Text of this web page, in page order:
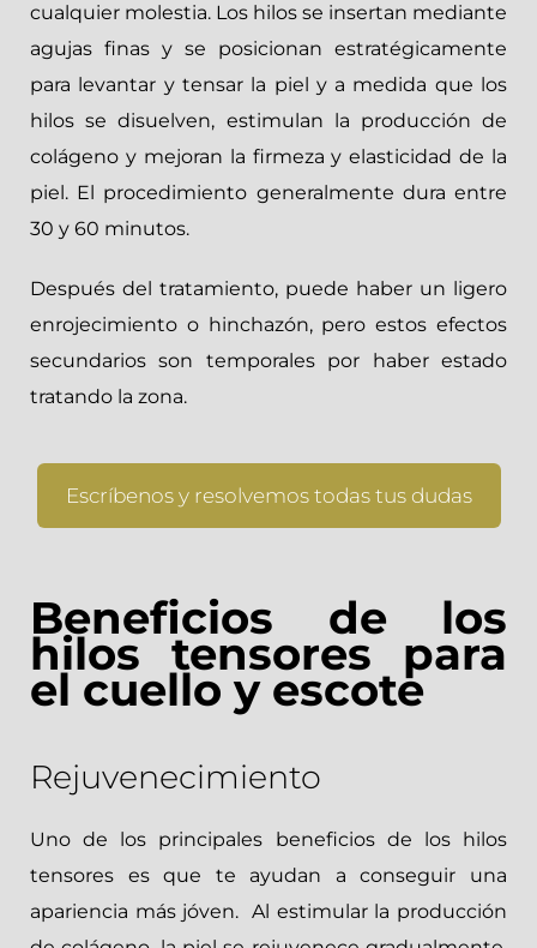
cualquier molestia. Los hilos se insertan mediante
agujas finas y se posicionan estratégicamente
para levantar y tensar la piel y a medida que los
hilos se disuelven, estimulan la producción de
colágeno y mejoran la firmeza y elasticidad de la
piel. El procedimiento generalmente dura entre
30 y 60 minutos.
Después del tratamiento, puede haber un ligero
enrojecimiento o hinchazón, pero estos efectos
secundarios son temporales por haber estado
tratando la zona.
Escríbenos y resolvemos todas tus dudas
Beneficios de los
hilos tensores para
el cuello y escote
Rejuvenecimiento
Uno de los principales beneficios de los hilos
tensores es que te ayudan a conseguir una
apariencia más jóven. Al estimular la producción